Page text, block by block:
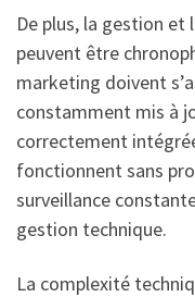
De plus, la gestion et
peuvent être
marketing doivent
constamment mis à
correctement
fonctionnent sans
surveillance
gestion technique.
La complexité